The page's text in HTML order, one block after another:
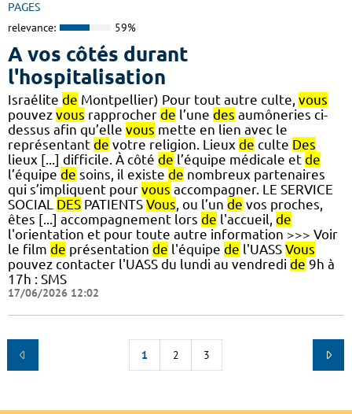
PAGES
relevance: 59%
A vos côtés durant
l'hospitalisation
Israélite de Montpellier) Pour tout autre culte, vous
pouvez vous rapprocher de l’une des aumôneries ci-
dessus afin qu’elle vous mette en lien avec le
représentant de votre religion. Lieux de culte Des
lieux [...] difficile. À côté de l’équipe médicale et de
l’équipe de soins, il existe de nombreux partenaires
qui s’impliquent pour vous accompagner. LE SERVICE
SOCIAL DES PATIENTS Vous , ou l’un de vos proches,
êtes [...] accompagnement lors de l'accueil, de
l'orientation et pour toute autre information >>> Voir
le film de présentation de l'équipe de l'UASS Vous
pouvez contacter l'UASS du lundi au vendredi de 9h à
17h : SMS
17/06/2026 12:02
1 2 3